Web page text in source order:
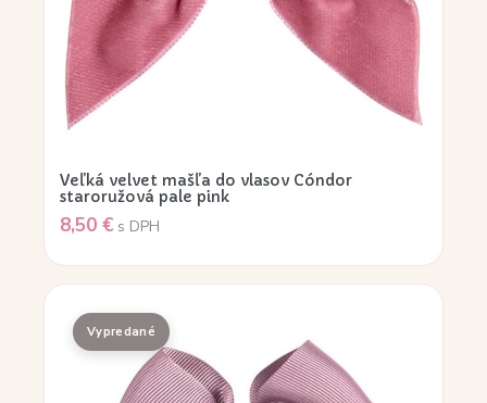
Veľká velvet mašľa do vlasov Cóndor
staroružová pale pink
8,50 € s DPH